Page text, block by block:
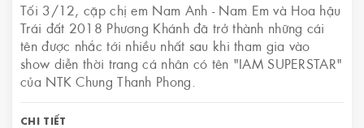
Tối 3/12, cặp chị em Nam Anh - Nam Em và Hoa hậu
Trái đất 2018 Phương Khánh đã trở thành những cái
tên được nhắc tới nhiều nhất sau khi tham gia vào
show diễn thời trang cá nhân có tên "IAM SUPERSTAR"
của NTK Chung Thanh Phong.
CHI TIẾT